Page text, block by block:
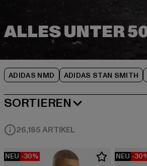
ADIDAS NMD ADIDAS STAN SMITH
SORTIEREN
BELIEBTESTE
26,185 ARTIKEL
NEU -30% NEU -